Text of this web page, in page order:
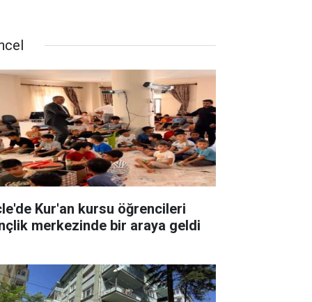
Kur'an kursu öğrencileri
merkezinde bir araya geldi